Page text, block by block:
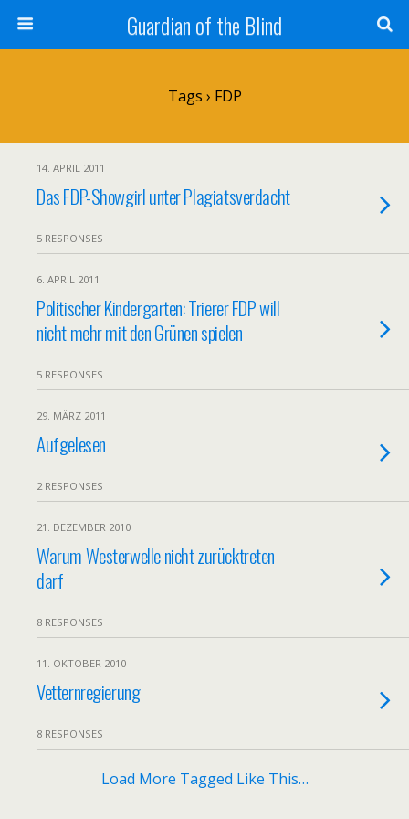
Guardian of the Blind
Tags › FDP
14. APRIL 2011
Das FDP-Showgirl unter Plagiatsverdacht
5 RESPONSES
6. APRIL 2011
Politischer Kindergarten: Trierer FDP will
nicht mehr mit den Grünen spielen
5 RESPONSES
29. MÄRZ 2011
Aufgelesen
2 RESPONSES
21. DEZEMBER 2010
Warum Westerwelle nicht zurücktreten
darf
8 RESPONSES
11. OKTOBER 2010
Vetternregierung
8 RESPONSES
Load More Tagged Like This…